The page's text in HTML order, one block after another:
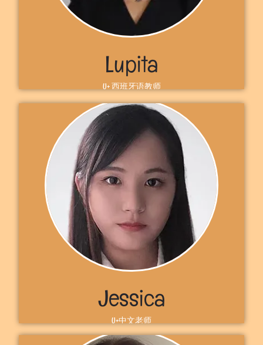
了解更多
Lupita
U+ 西班牙语教师
自我介绍
Hola！欢迎来到 U+.我是卢皮塔教师。我来自墨西哥，现在住在加
拿大渥太华。我曾经是一名律师，但后来成为一名幼儿园教师10多
年，因为我真的很喜欢教西班牙语。我迫不及待地想让你和我一起
学习西班牙语。 期待在U+见到你，卢皮塔
Jessica
U+中文老师